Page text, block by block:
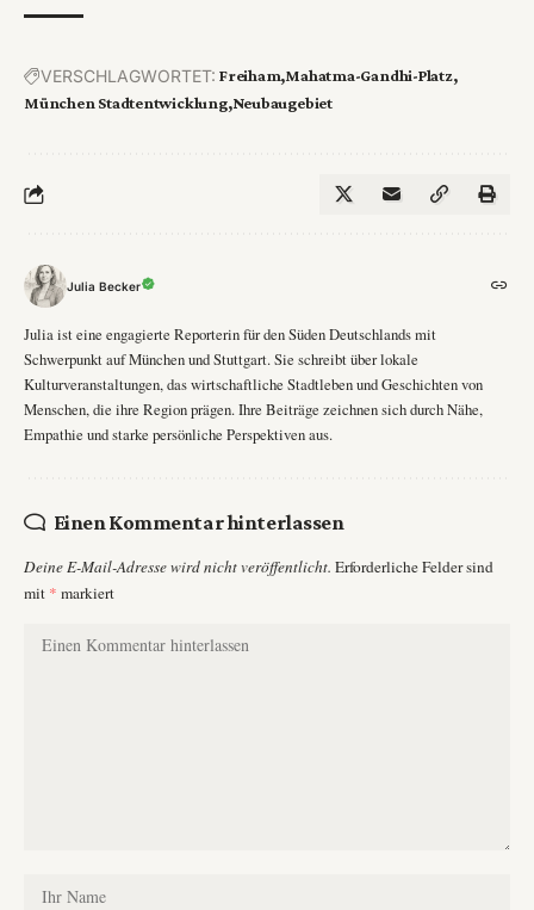
VERSCHLAGWORTET: Freiham Mahatma-Gandhi-Platz
München Stadtentwicklung Neubaugebiet
Julia Becker
Julia ist eine engagierte Reporterin für den Süden Deutschlands mit
Schwerpunkt auf München und Stuttgart. Sie schreibt über lokale
Kulturveranstaltungen, das wirtschaftliche Stadtleben und Geschichten von
Menschen, die ihre Region prägen. Ihre Beiträge zeichnen sich durch Nähe,
Empathie und starke persönliche Perspektiven aus.
Einen Kommentar hinterlassen
Deine E-Mail-Adresse wird nicht veröffentlicht. Erforderliche Felder sind
mit * markiert